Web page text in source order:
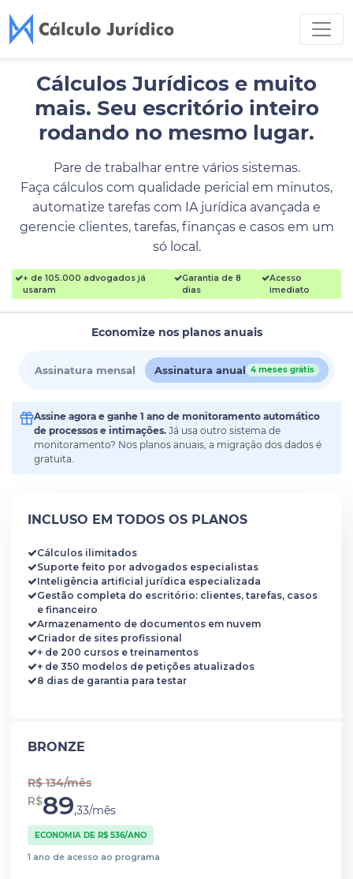
Cálculos Jurídicos e muito
mais. Seu escritório inteiro
rodando no mesmo lugar.
Pare de trabalhar entre vários sistemas.
Faça cálculos com qualidade pericial em minutos,
automatize tarefas com IA jurídica avançada e
gerencie clientes, tarefas, finanças e casos em um
só local.
+ de 105.000 advogados já
usaram
Garantia de 8
dias
Acesso
imediato
Economize nos planos anuais
Assinatura mensal Assinatura anual 4 meses grátis
Assine agora e ganhe 1 ano de monitoramento automático
de processos e intimações. Já usa outro sistema de
monitoramento? Nos planos anuais, a migração dos dados é
gratuita.
INCLUSO EM TODOS OS PLANOS
Cálculos ilimitados
Suporte feito por advogados especialistas
Inteligência artificial jurídica especializada
Gestão completa do escritório: clientes, tarefas, casos
e financeiro
Armazenamento de documentos em nuvem
Criador de sites profissional
+ de 200 cursos e treinamentos
+ de 350 modelos de petições atualizados
8 dias de garantia para testar
BRONZE
R$ 134/mês
R$89,33/mês
ECONOMIA DE R$ 536/ANO
1 ano de acesso ao programa